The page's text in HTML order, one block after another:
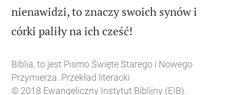
nienawidzi, to znaczy swoich synów i
córki paliły na ich cześć!
Biblia, to jest Pismo Święte Starego i Nowego
Przymierza. Przekład literacki
© 2018 Ewangeliczny Instytut Biblijny (EIB).